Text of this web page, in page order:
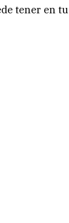
tener en tu